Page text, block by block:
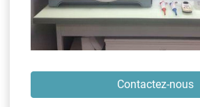
Contactez-nous